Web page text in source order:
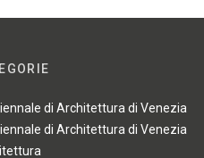
di Architettura di Venezia
di Architettura di Venezia